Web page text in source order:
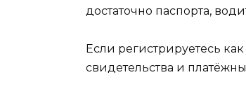
достаточно паспорта,
Если регистрируетесь
свидетельства и